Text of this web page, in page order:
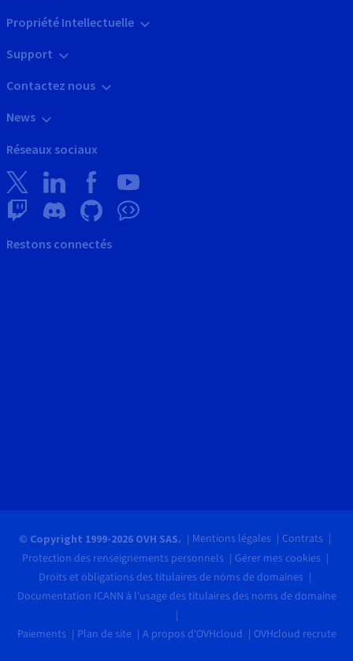
Propriété Intellectuelle
Support
Contactez nous
News
Réseaux sociaux
Restons connectés
© Copyright 1999-2026 OVH SAS. Mentions légales
Contrats
Protection des renseignements personnels
Gérer mes cookies
Droits et obligations des titulaires de noms de domaines
Documentation ICANN à l'usage des titulaires des noms de domaine
Paiements Plan de site A propos d'OVHcloud OVHcloud recrute